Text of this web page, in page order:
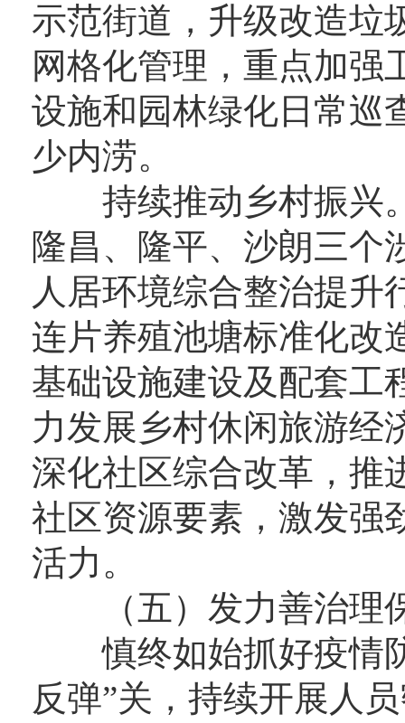
示范街道，升级改造垃
网格化管理，重点加强
设施和园林绿化日常巡
少内涝。
持续推动乡村振兴。
隆昌、隆平、沙朗三个
人居环境综合整治提升
连片养殖池塘标准化改
基础设施建设及配套工
力发展乡村休闲旅游经
深化社区综合改革，推
社区资源要素，激发强
活力。
（五）发力善治理
慎终如始抓好疫情防
反弹”关，持续开展人